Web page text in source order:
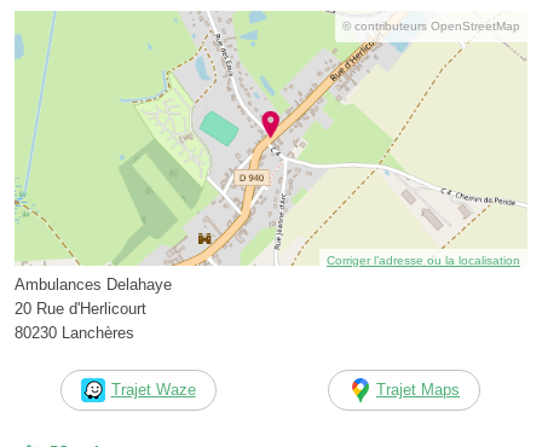
© contributeurs OpenStreetMap
Corriger l’adresse ou la localisation
Ambulances Delahaye
20 Rue d'Herlicourt
80230 Lanchères
Trajet Waze Trajet Maps